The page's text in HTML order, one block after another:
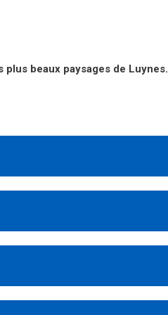
beaux paysages de Luynes.